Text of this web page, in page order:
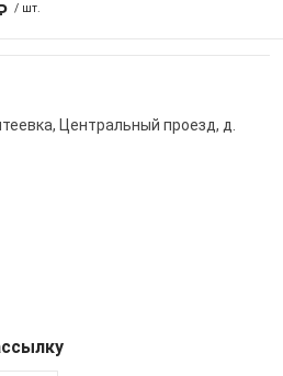
/ шт.
Центральный проезд, д.